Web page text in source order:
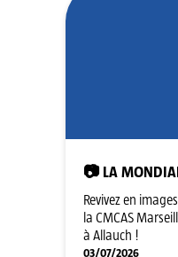
📷 LA
Revivez en
la CMCAS
à Allauch !
03/07/2026